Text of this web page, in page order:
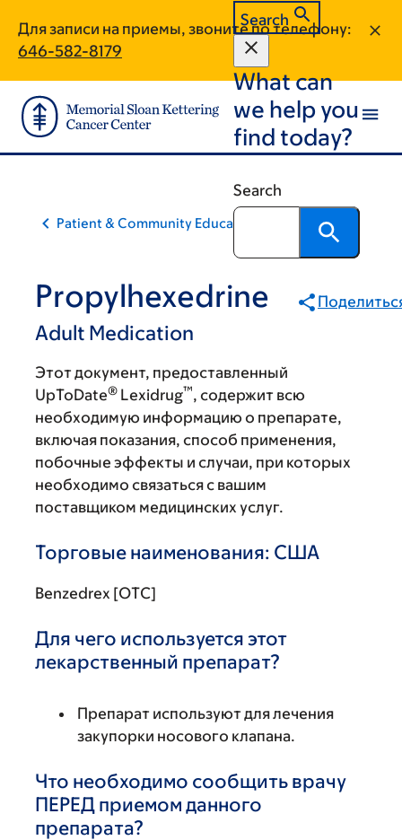
main
content
footer
Для записи на приемы, звоните по телефону:
646-582-8179
Search
What can
we help you
find today?
Search
Patient & Community Education
Propylhexedrine
Adult Medication
Этот документ, предоставленный
UpToDate® Lexidrug™, содержит всю
необходимую информацию о препарате,
включая показания, способ применения,
побочные эффекты и случаи, при которых
необходимо связаться с вашим
поставщиком медицинских услуг.
Торговые наименования: США
Benzedrex [OTC]
Для чего используется этот
лекарственный препарат?
Препарат используют для лечения
закупорки носового клапана.
Что необходимо сообщить врачу
ПЕРЕД приемом данного
препарата?